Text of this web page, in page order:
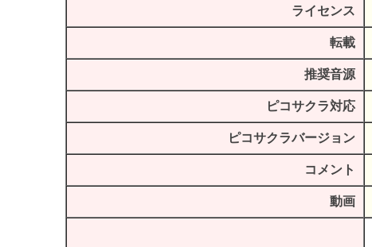
ライセンス
転載
推奨音源
ピコサクラ対応
ピコサクラバージョン
コメント
動画